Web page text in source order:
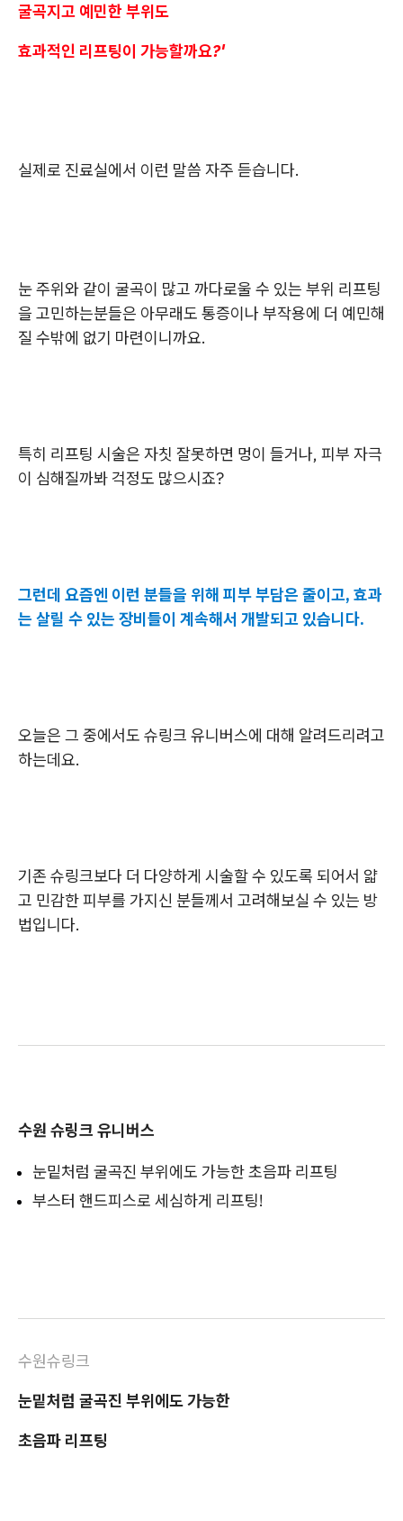
굴곡지고 예민한 부위도
효과적인 리프팅이 가능할까요?'
실제로 진료실에서 이런 말씀 자주 듣습니다.
눈 주위와 같이 굴곡이 많고 까다로울 수 있는 부위 리프팅
을 고민하는분들은 아무래도 통증이나 부작용에 더 예민해
질 수밖에 없기 마련이니까요.
특히 리프팅 시술은 자칫 잘못하면 멍이 들거나, 피부 자극
이 심해질까봐 걱정도 많으시죠?
그런데 요즘엔 이런 분들을 위해 피부 부담은 줄이고, 효과
는 살릴 수 있는 장비들이 계속해서 개발되고 있습니다.
오늘은 그 중에서도 슈링크 유니버스에 대해 알려드리려고
하는데요.
기존 슈링크보다 더 다양하게 시술할 수 있도록 되어서 얇
고 민감한 피부를 가지신 분들께서 고려해보실 수 있는 방
법입니다.
수원 슈링크 유니버스
눈밑처럼 굴곡진 부위에도 가능한 초음파 리프팅
부스터 핸드피스로 세심하게 리프팅!
수원슈링크
눈밑처럼 굴곡진 부위에도 가능한
초음파 리프팅